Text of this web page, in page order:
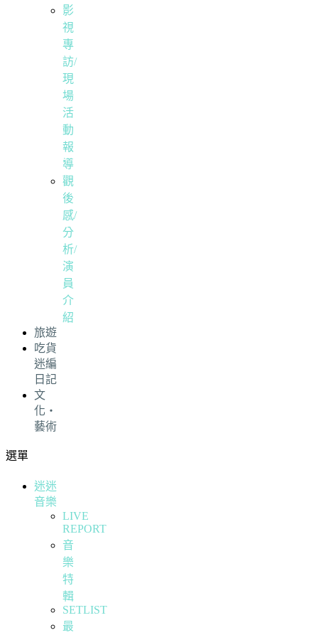
影
視
專
訪/
現
場
活
動
報
導
觀
後
感/
分
析/
演
員
介
紹
旅遊
吃貨
迷編
日記
文
化・
藝術
選單
迷迷
音樂
LIVE
REPORT
音
樂
特
輯
SETLIST
最